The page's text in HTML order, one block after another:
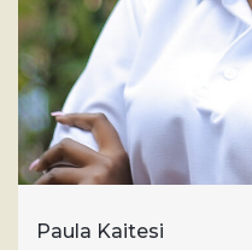
Paula Kaitesi